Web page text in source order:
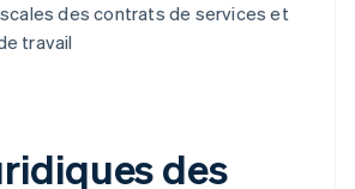
des contrats de services et
travail
des